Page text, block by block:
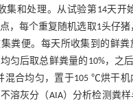
集和处理。从试验第14天开
，每个重复随机选取1头仔猪
粪便。每天所收集到的鲜粪
匀后取总鲜粪量的10%，之
混合均匀，置于105 ℃烘干机
溶灰分（AIA）分析检测粪